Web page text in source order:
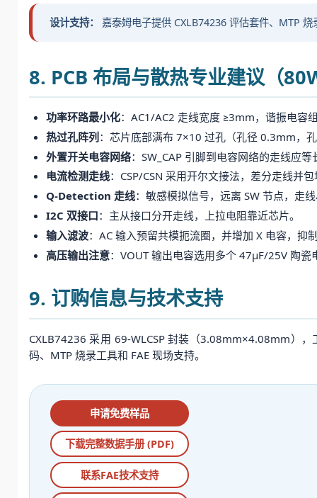
设计支持： 嘉泰姆电子提供 CXLB74236 评估套件、MTP
8. PCB 布局与散热专业建议（
功率环路最小化：AC1/AC2 走线宽度 ≥3mm，谐振电容
热过孔阵列：芯片底部满布 7×10 过孔（孔径 0.3mm，
外置开关电容网络：SW_CAP 引脚到电容网络的走线应
电流检测走线：CSP/CSN 采用开尔文接法，差分走线并
Q-Detection 走线：敏感模拟信号，远离 SW 节点，走
I2C 双接口：主从接口分开走线，上拉电阻靠近芯片。
输入滤波：AC 输入预留共模扼流圈，并增加 X 电容，抑
高压输出注意：VOUT 输出电容选用多个 47μF/25V 陶
9. 订购信息与技术支持
CXLB74236 采用 69-WLCSP 封装（3.08mm×4.08mm）
码、MTP 烧录工具和 FAE 现场支持。
申请免费样品
下载完整数据手册 (PDF)
联系FAE技术支持